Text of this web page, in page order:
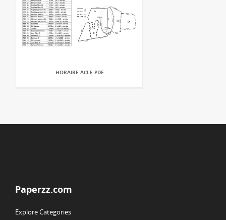
HORAIRE ACLE PDF
Paperzz.com
Explore Categories